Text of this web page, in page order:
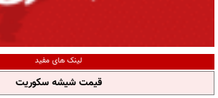
لینک های مفید
قیمت شیشه سکوریت